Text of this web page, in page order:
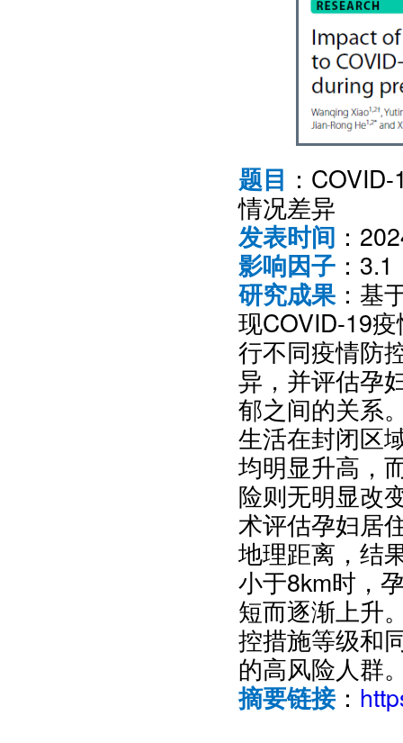
题目 ：
情况差异
发表时间 ：
影响因子 ：3.1
研究成果：基
现COVID-19
行不同疫情防
异，并评估孕
郁之间的关系
生活在封闭区
均明显升高，
险则无明显改
术评估孕妇居
地理距离，结
小于8km时，
短而逐渐上升
控措施等级和
的高风险人群
摘要链接：